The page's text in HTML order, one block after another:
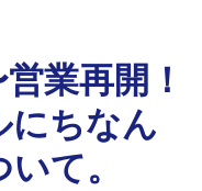
業再開！
にちなん
て。